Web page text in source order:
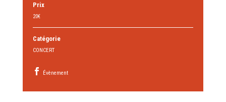
Prix
20€
Catégorie
CONCERT
Évènement